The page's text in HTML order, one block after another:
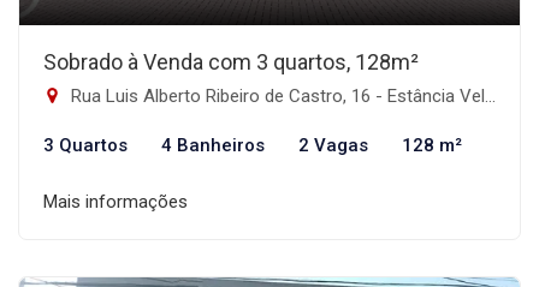
Sobrado à Venda com 3 quartos, 128m²
Rua Luis Alberto Ribeiro de Castro, 16 - Estância Velha, Canoas-RS
3 Quartos 4 Banheiros 2 Vagas 128 m²
Mais informações